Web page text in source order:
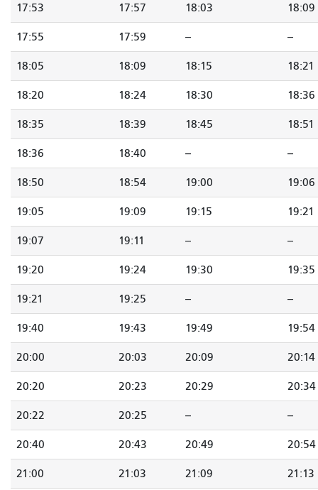
17:53 17:57 18:03 18:09
17:55 17:59 -- --
18:05 18:09 18:15 18:21
18:20 18:24 18:30 18:36
18:35 18:39 18:45 18:51
18:36 18:40 -- --
18:50 18:54 19:00 19:06
19:05 19:09 19:15 19:21
19:07 19:11 -- --
19:20 19:24 19:30 19:35
19:21 19:25 -- --
19:40 19:43 19:49 19:54
20:00 20:03 20:09 20:14
20:20 20:23 20:29 20:34
20:22 20:25 -- --
20:40 20:43 20:49 20:54
21:00 21:03 21:09 21:13